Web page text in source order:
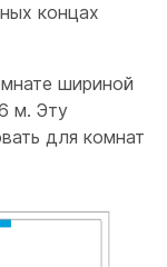
концах
шириной
м. Эту
для комнат